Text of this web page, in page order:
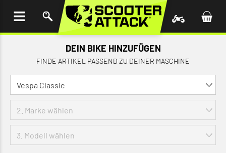
DEIN BIKE HINZUFÜGEN
FINDE ARTIKEL PASSEND ZU DEINER MASCHINE